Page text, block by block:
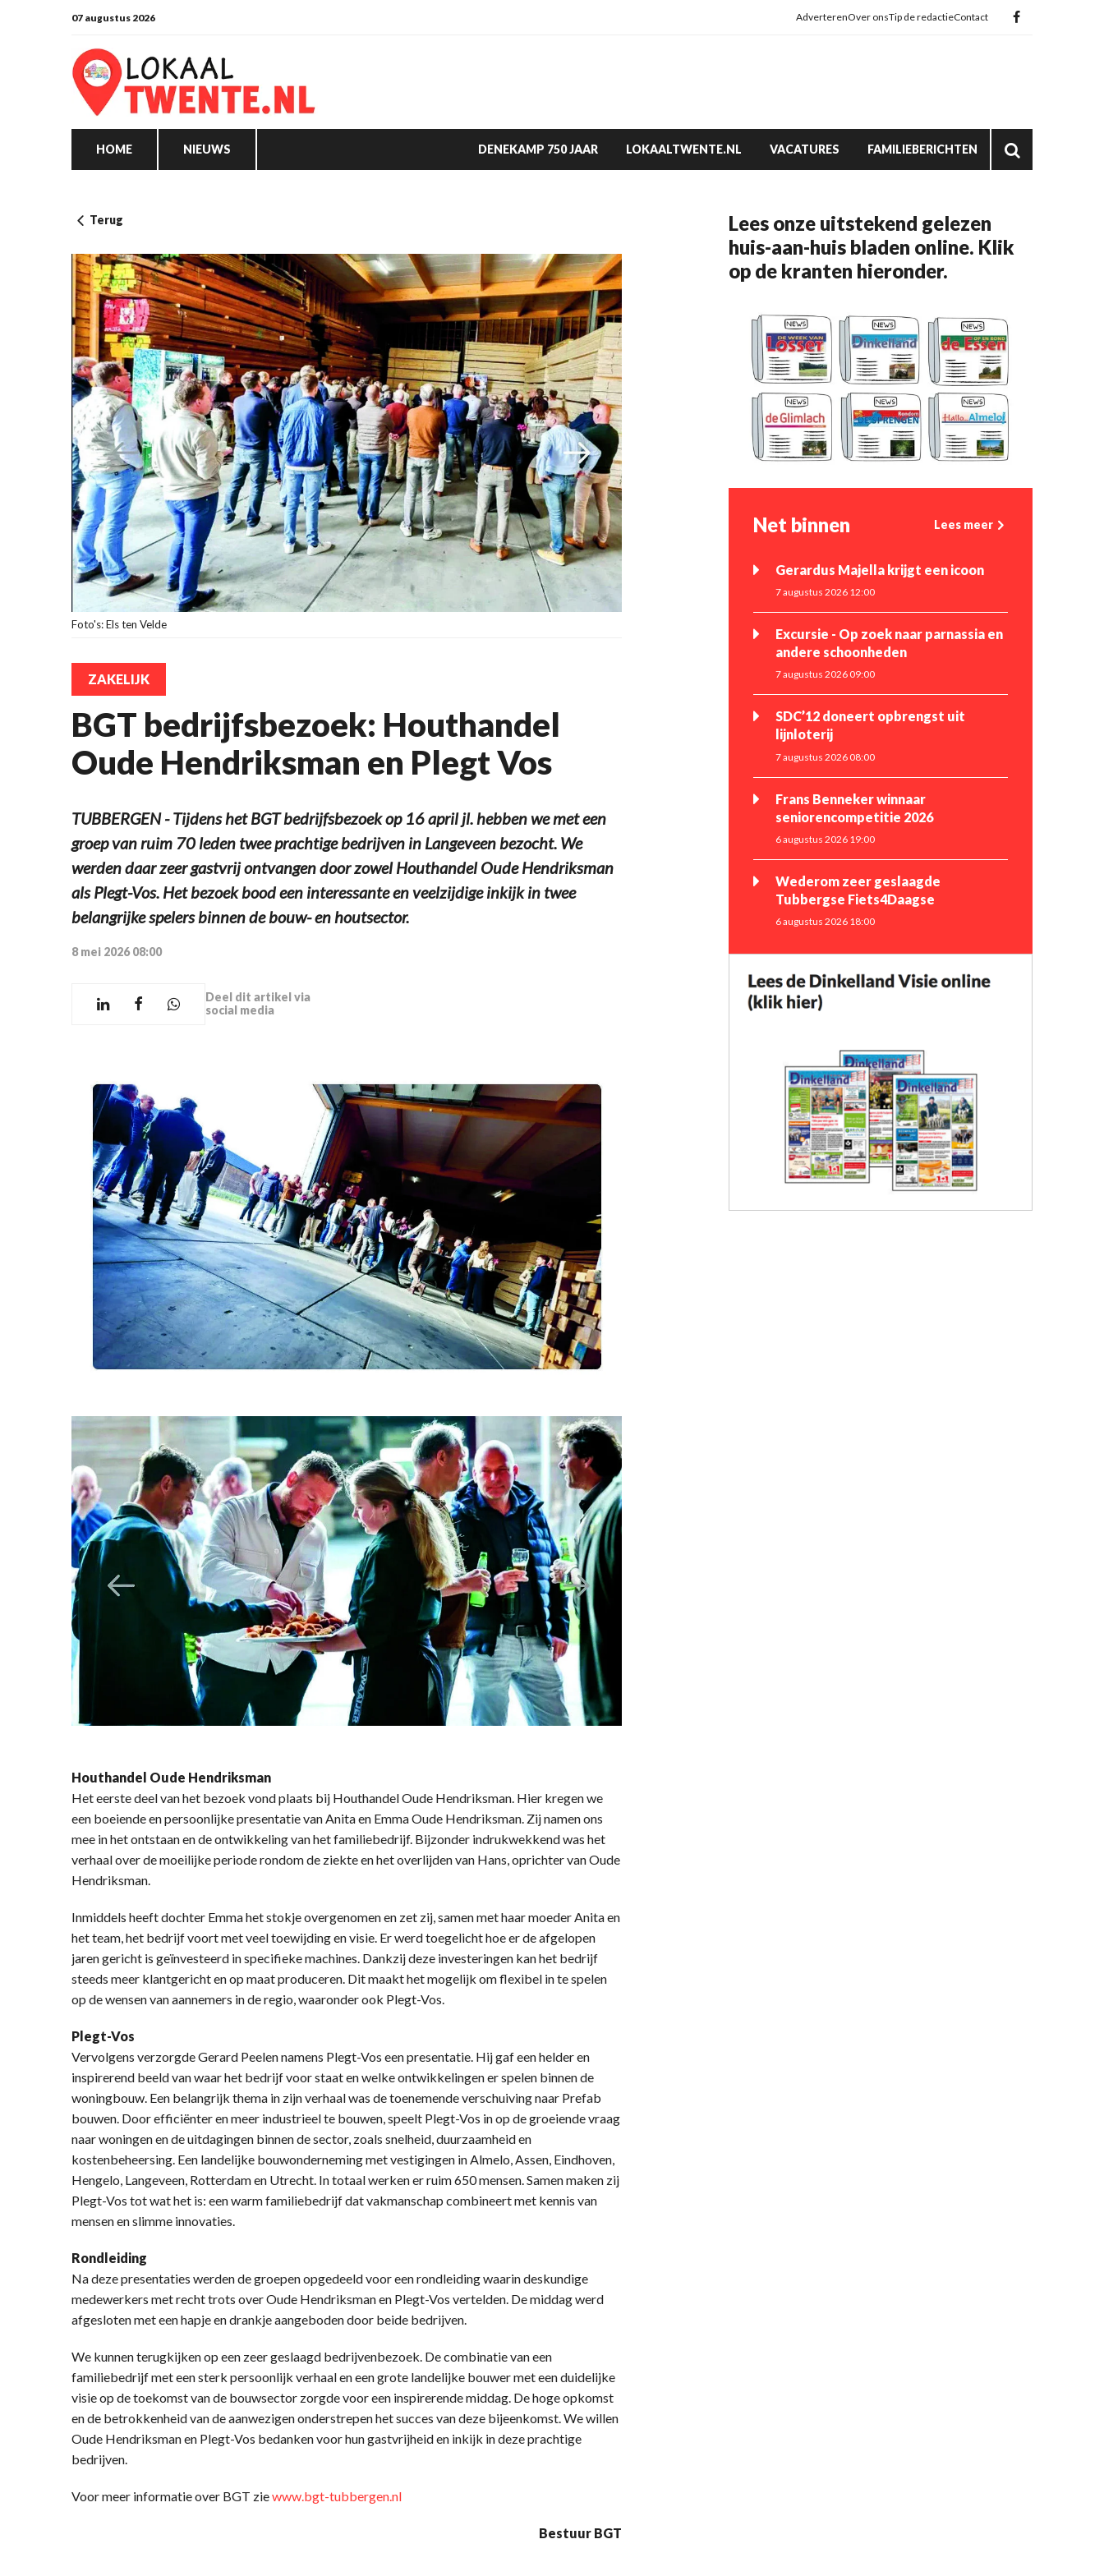
07 augustus 2026 AdverterenOver onsTip de redactieContact
HOME NIEUWS DENEKAMP 750 JAAR LOKAALTWENTE.NL VACATURES FAMILIEBERICHTEN
Terug
Foto's: Els ten Velde
ZAKELIJK
BGT bedrijfsbezoek: Houthandel
Oude Hendriksman en Plegt Vos
TUBBERGEN - Tijdens het BGT bedrijfsbezoek op 16 april jl. hebben we met een
groep van ruim 70 leden twee prachtige bedrijven in Langeveen bezocht. We
werden daar zeer gastvrij ontvangen door zowel Houthandel Oude Hendriksman
als Plegt-Vos. Het bezoek bood een interessante en veelzijdige inkijk in twee
belangrijke spelers binnen de bouw- en houtsector.
8 mei 2026 08:00
Deel dit artikel via
social media
Houthandel Oude Hendriksman
Het eerste deel van het bezoek vond plaats bij Houthandel Oude Hendriksman. Hier kregen we
een boeiende en persoonlijke presentatie van Anita en Emma Oude Hendriksman. Zij namen ons
mee in het ontstaan en de ontwikkeling van het familiebedrijf. Bijzonder indrukwekkend was het
verhaal over de moeilijke periode rondom de ziekte en het overlijden van Hans, oprichter van Oude
Hendriksman.
Inmiddels heeft dochter Emma het stokje overgenomen en zet zij, samen met haar moeder Anita en
het team, het bedrijf voort met veel toewijding en visie. Er werd toegelicht hoe er de afgelopen
jaren gericht is geïnvesteerd in specifieke machines. Dankzij deze investeringen kan het bedrijf
steeds meer klantgericht en op maat produceren. Dit maakt het mogelijk om flexibel in te spelen
op de wensen van aannemers in de regio, waaronder ook Plegt-Vos.
Plegt-Vos
Vervolgens verzorgde Gerard Peelen namens Plegt-Vos een presentatie. Hij gaf een helder en
inspirerend beeld van waar het bedrijf voor staat en welke ontwikkelingen er spelen binnen de
woningbouw. Een belangrijk thema in zijn verhaal was de toenemende verschuiving naar Prefab
bouwen. Door efficiënter en meer industrieel te bouwen, speelt Plegt-Vos in op de groeiende vraag
naar woningen en de uitdagingen binnen de sector, zoals snelheid, duurzaamheid en
kostenbeheersing. Een landelijke bouwonderneming met vestigingen in Almelo, Assen, Eindhoven,
Hengelo, Langeveen, Rotterdam en Utrecht. In totaal werken er ruim 650 mensen. Samen maken zij
Plegt-Vos tot wat het is: een warm familiebedrijf dat vakmanschap combineert met kennis van
mensen en slimme innovaties.
Rondleiding
Na deze presentaties werden de groepen opgedeeld voor een rondleiding waarin deskundige
medewerkers met recht trots over Oude Hendriksman en Plegt-Vos vertelden. De middag werd
afgesloten met een hapje en drankje aangeboden door beide bedrijven.
We kunnen terugkijken op een zeer geslaagd bedrijvenbezoek. De combinatie van een
familiebedrijf met een sterk persoonlijk verhaal en een grote landelijke bouwer met een duidelijke
visie op de toekomst van de bouwsector zorgde voor een inspirerende middag. De hoge opkomst
en de betrokkenheid van de aanwezigen onderstrepen het succes van deze bijeenkomst. We willen
Oude Hendriksman en Plegt-Vos bedanken voor hun gastvrijheid en inkijk in deze prachtige
bedrijven.
Voor meer informatie over BGT ziewww.bgt-tubbergen.nl
Bestuur BGT
Lees onze uitstekend gelezen
huis-aan-huis bladen online. Klik
op de kranten hieronder.
Net binnen Lees meer
Gerardus Majella krijgt een icoon
7 augustus 2026 12:00
Excursie - Op zoek naar parnassia en
andere schoonheden
7 augustus 2026 09:00
SDC’12 doneert opbrengst uit
lijnloterij
7 augustus 2026 08:00
Frans Benneker winnaar
seniorencompetitie 2026
6 augustus 2026 19:00
Wederom zeer geslaagde
Tubbergse Fiets4Daagse
6 augustus 2026 18:00